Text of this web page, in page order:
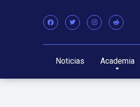
Noticias Academia